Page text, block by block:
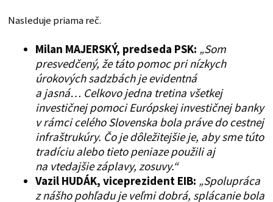
Nasleduje priama reč.
Milan MAJERSKÝ, predseda PSK: „Som
presvedčený, že táto pomoc pri nízkych
úrokových sadzbách je evidentná
a jasná… Celkovo jedna tretina všetkej
investičnej pomoci Európskej investičnej banky
v rámci celého Slovenska bola práve do cestnej
infraštrukúry. Čo je dôležitejšie je, aby sme túto
tradíciu alebo tieto peniaze použili aj
na vtedajšie záplavy, zosuvy.“
Vazil HUDÁK, viceprezident EIB: „Spolupráca
z nášho pohľadu je veľmi dobrá, splácanie bola